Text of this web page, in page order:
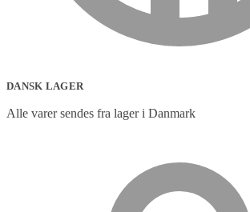
DANSK LAGER
Alle varer sendes fra lager i Danmark